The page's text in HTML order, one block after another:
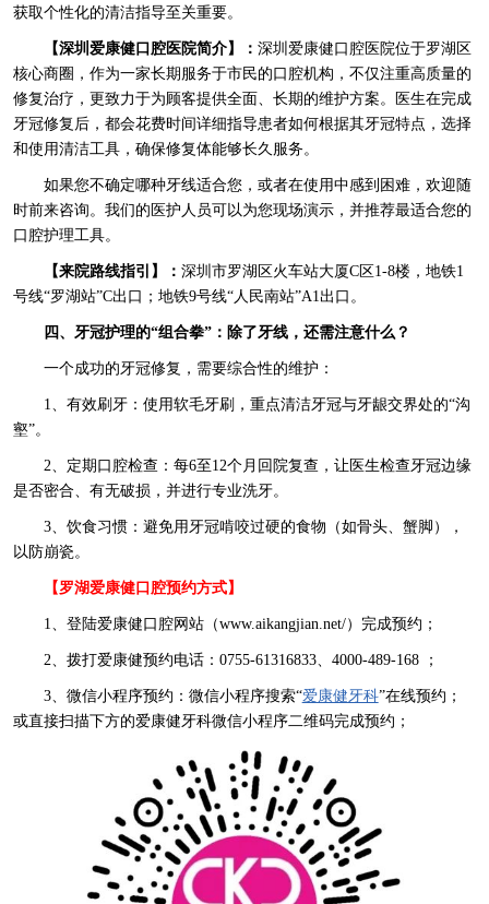
获取个性化的清洁指导至关重要。
【深圳爱康健口腔医院简介】： 深圳爱康健口腔医院位于罗湖区
核心商圈，作为一家长期服务于市民的口腔机构，不仅注重高质量的
修复治疗，更致力于为顾客提供全面、长期的维护方案。医生在完成
牙冠修复后，都会花费时间详细指导患者如何根据其牙冠特点，选择
和使用清洁工具，确保修复体能够长久服务。
如果您不确定哪种牙线适合您，或者在使用中感到困难，欢迎随
时前来咨询。我们的医护人员可以为您现场演示，并推荐最适合您的
口腔护理工具。
【来院路线指引】： 深圳市罗湖区火车站大厦C区1-8楼，地铁1
号线“罗湖站”C出口；地铁9号线“人民南站”A1出口。
四、牙冠护理的“组合拳”：除了牙线，还需注意什么？
一个成功的牙冠修复，需要综合性的维护：
1、有效刷牙：使用软毛牙刷，重点清洁牙冠与牙龈交界处的“沟
壑”。
2、定期口腔检查：每6至12个月回院复查，让医生检查牙冠边缘
是否密合、有无破损，并进行专业洗牙。
3、饮食习惯：避免用牙冠啃咬过硬的食物（如骨头、蟹脚），
以防崩瓷。
【罗湖爱康健口腔预约方式】
1、登陆爱康健口腔网站（www.aikangjian.net/）完成预约；
2、拨打爱康健预约电话：0755-61316833、4000-489-168 ；
3、微信小程序预约：微信小程序搜索“爱康健牙科”在线预约；
或直接扫描下方的爱康健牙科微信小程序二维码完成预约；